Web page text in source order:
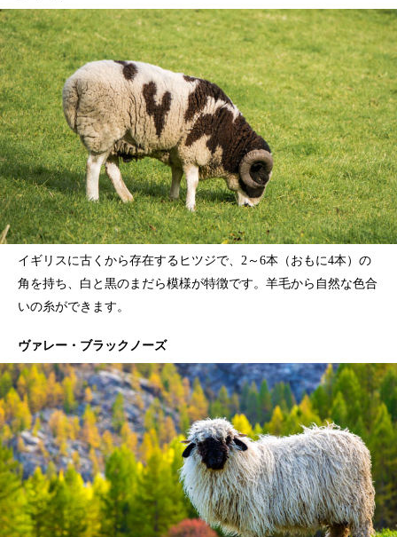
イギリスに古くから存在するヒツジで、2～6本（おもに4本）の
角を持ち、白と黒のまだら模様が特徴です。羊毛から自然な色合
いの糸ができます。
ヴァレー・ブラックノーズ